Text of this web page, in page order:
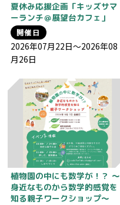
夏休み応援企画「キッズサマ
ーランチ＠展望台カフェ」
開催日
2026年07月22日～2026年08
月26日
植物園の中にも数学が！？ 〜
身近なものから数学的感覚を
知る親子ワークショップ〜